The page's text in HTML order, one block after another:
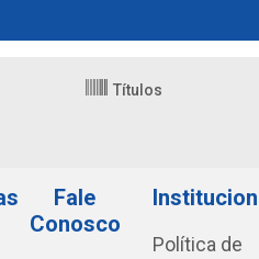
Títulos
Fale
Conosco
Política de